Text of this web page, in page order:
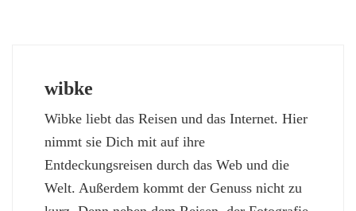
wibke
Wibke liebt das Reisen und das Internet. Hier
nimmt sie Dich mit auf ihre
Entdeckungsreisen durch das Web und die
Welt. Außerdem kommt der Genuss nicht zu